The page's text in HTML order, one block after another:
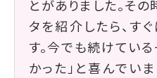
とがありました。そ
タを紹介したら、す
す。今でも続けている
かった」と喜んでい